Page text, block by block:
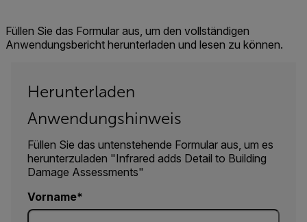
Füllen Sie das Formular aus, um den vollständigen
Anwendungsbericht herunterladen und lesen zu können.
Herunterladen
Anwendungshinweis
Füllen Sie das untenstehende Formular aus, um es
herunterzuladen "Infrared adds Detail to Building
Damage Assessments"
Vorname